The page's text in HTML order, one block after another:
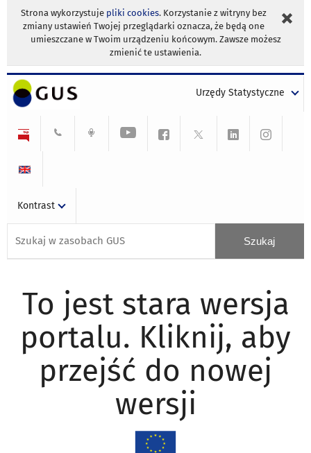
Strona wykorzystuje pliki cookies. Korzystanie z witryny bez
zmiany ustawień Twojej przeglądarki oznacza, że będą one
umieszczane w Twoim urządzeniu końcowym. Zawsze możesz
zmienić te ustawienia.
Urzędy Statystyczne
Kontrast
To jest stara wersja
portalu. Kliknij, aby
przejść do nowej
wersji